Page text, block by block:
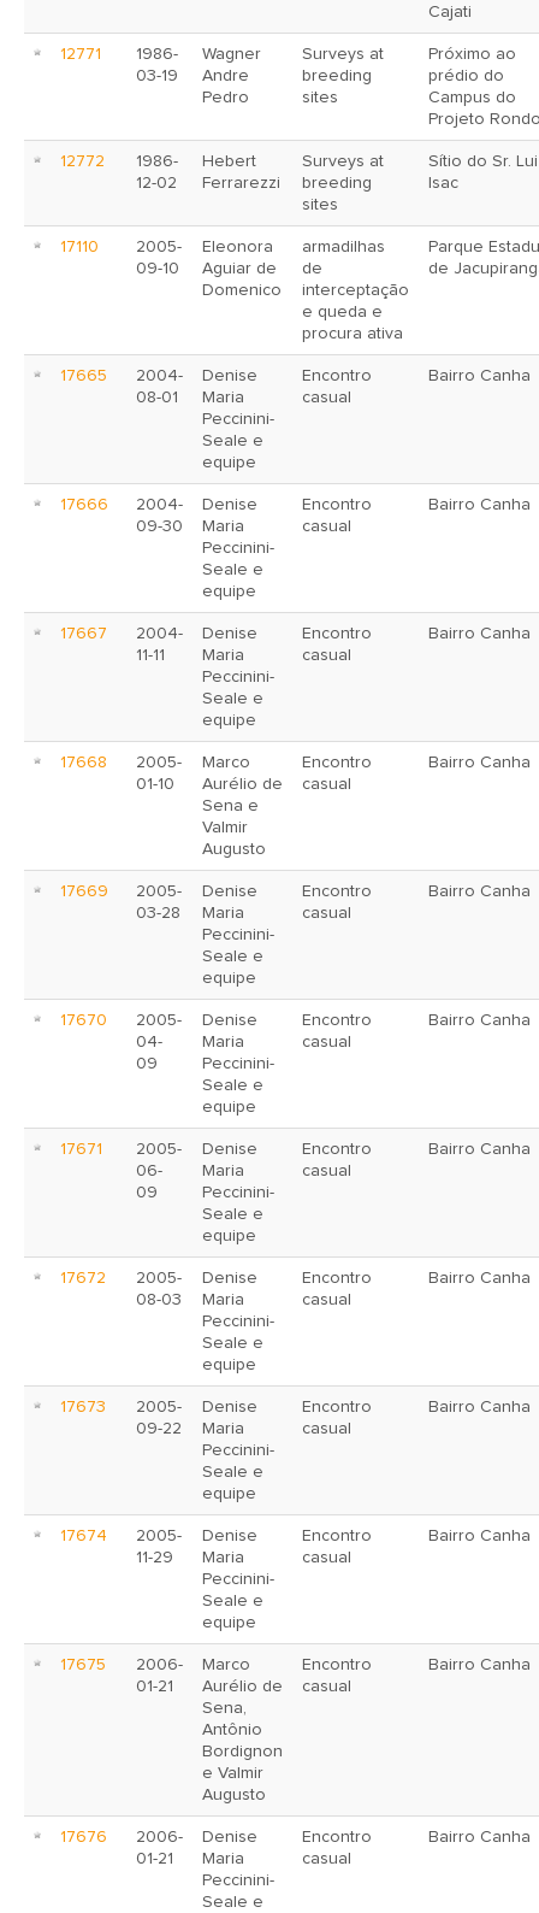
Cajati
12771
1986-
03-19
Wagner
Andre
Pedro
Surveys at
breeding
sites
Próximo ao
prédio do
Campus do
Projeto
12772
1986-
12-02
Hebert
Ferrarezzi
Surveys at
breeding
sites
Sítio do Sr.
Isac
17110
2005-
09-10
Eleonora
Aguiar de
Domenico
armadilhas
de
interceptação
e queda e
procura ativa
Parque
de
17665
2004-
08-01
Denise
Maria
Peccinini-
Seale e
equipe
Encontro
casual
Bairro Canha
17666
2004-
09-30
Denise
Maria
Peccinini-
Seale e
equipe
Encontro
casual
Bairro Canha
17667
2004-
11-11
Denise
Maria
Peccinini-
Seale e
equipe
Encontro
casual
Bairro Canha
17668
2005-
01-10
Marco
Aurélio de
Sena e
Valmir
Augusto
Encontro
casual
Bairro Canha
17669
2005-
03-28
Denise
Maria
Peccinini-
Seale e
equipe
Encontro
casual
Bairro Canha
17670
2005-
04-
09
Denise
Maria
Peccinini-
Seale e
equipe
Encontro
casual
Bairro Canha
17671
2005-
06-
09
Denise
Maria
Peccinini-
Seale e
equipe
Encontro
casual
Bairro Canha
17672
2005-
08-03
Denise
Maria
Peccinini-
Seale e
equipe
Encontro
casual
Bairro Canha
17673
2005-
09-22
Denise
Maria
Peccinini-
Seale e
equipe
Encontro
casual
Bairro Canha
17674
2005-
11-29
Denise
Maria
Peccinini-
Seale e
equipe
Encontro
casual
Bairro Canha
17675
2006-
01-21
Marco
Aurélio de
Sena,
Antônio
Bordignon
e Valmir
Augusto
Encontro
casual
Bairro Canha
17676
2006-
01-21
Denise
Maria
Peccinini-
Seale e
Encontro
casual
Bairro Canha